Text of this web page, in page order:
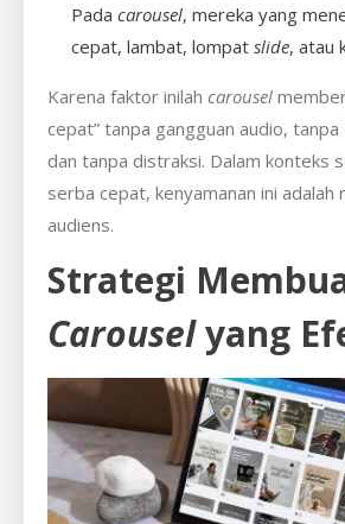
Pada carousel, mereka yang
cepat, lambat, lompat slide, atau
Karena faktor inilah carousel
cepat” tanpa gangguan audio,
dan tanpa distraksi. Dalam konteks
serba cepat, kenyamanan ini adalah
audiens.
Strategi
Carouselyang